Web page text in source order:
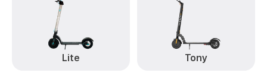
Lite Tony